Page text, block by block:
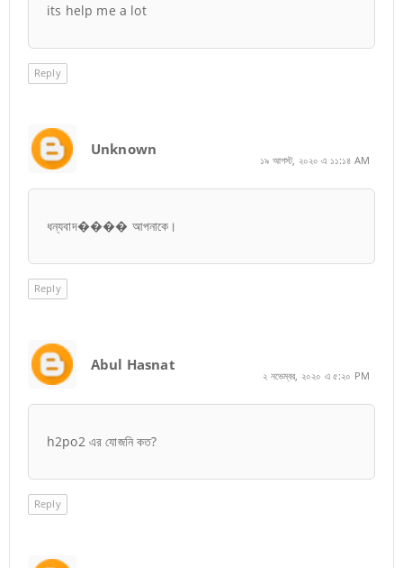
its help me a lot
Reply
Unknown
১৯ আগস্ট, ২০২০ এ ১১:১৪ AM
ধন্যবাদ���� আপনাকে।
Reply
Abul Hasnat
২ নভেম্বর, ২০২০ এ ৫:২০ PM
h2po2 এর যোজনি কত?
Reply